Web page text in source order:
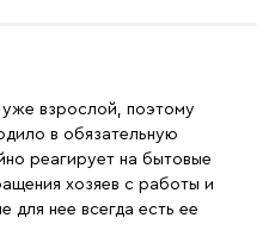
уже взрослой, поэтому
в обязательную
реагирует на бытовые
хозяев с работы и
для нее всегда есть ее